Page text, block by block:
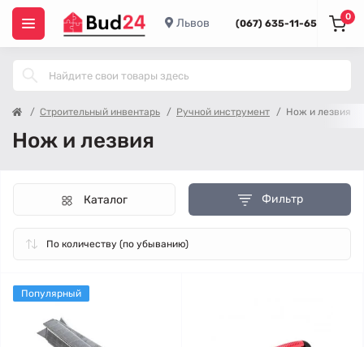
Львов (067) 635-11-65
0
Строительный инвентарь Ручной инструмент Нож и лезвия
Нож и лезвия
Фильтр
Каталог
Популярный